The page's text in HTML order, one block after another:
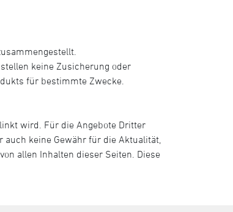
keine Zusicherung oder
für bestimmte Zwecke.
wird. Für die Angebote Dritter
keine Gewähr für die Aktualität,
allen Inhalten dieser Seiten. Diese